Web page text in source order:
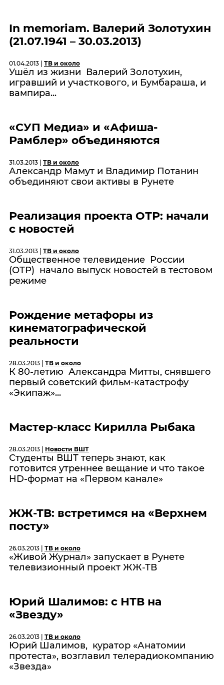
In memoriam. Валерий Золотухин
(21.07.1941 – 30.03.2013)
01.04.2013 | ТВ и около
Ушёл из жизни Валерий Золотухин,
игравший и участкового, и Бумбараша, и
вампира...
«СУП Медиа» и «Афиша-
Рамблер» объединяются
31.03.2013 | ТВ и около
Александр Мамут и Владимир Потанин
объединяют свои активы в Рунете
Реализация проекта ОТР: начали
с новостей
31.03.2013 | ТВ и около
Общественное телевидение России
(ОТР) начало выпуск новостей в тестовом
режиме
Рождение метафоры из
кинематографической
реальности
28.03.2013 | ТВ и около
К 80-летию Александра Митты, снявшего
первый советский фильм-катастрофу
«Экипаж»...
Мастер-класс Кирилла Рыбака
28.03.2013 | Новости ВШТ
Студенты ВШТ теперь знают, как
готовится утреннее вещание и что такое
HD-формат на «Первом канале»
ЖЖ-ТВ: встретимся на «Верхнем
посту»
26.03.2013 | ТВ и около
«Живой Журнал» запускает в Рунете
телевизионный проект ЖЖ-ТВ
Юрий Шалимов: с НТВ на
«Звезду»
26.03.2013 | ТВ и около
Юрий Шалимов, куратор «Анатомии
протеста», возглавил телерадиокомпанию
«Звезда»